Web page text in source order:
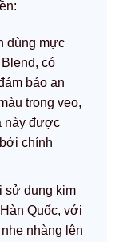
dùng mực
có
bảo an
trong veo,
này được
chính
sử dụng kim
Quốc, với
nhàng lên